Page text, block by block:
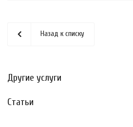
Назад к списку
Другие услуги
Статьи